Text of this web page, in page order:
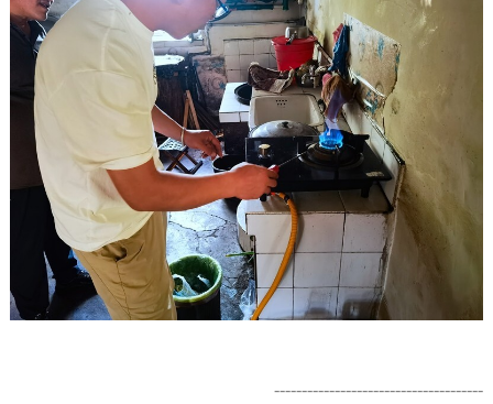
--------------------------------------